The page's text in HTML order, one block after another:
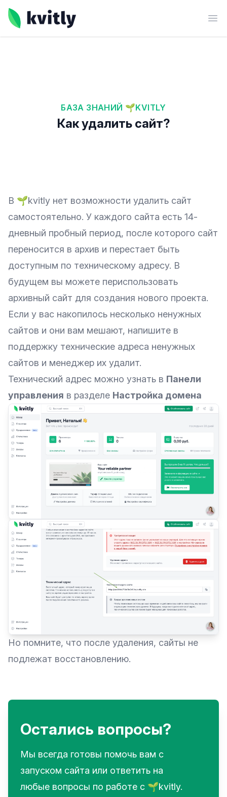
kvitly
БАЗА ЗНАНИЙ 🌱KVITLY
Как удалить сайт?
В 🌱kvitly нет возможности удалить сайт
самостоятельно. У каждого сайта есть 14-
дневный пробный период, после которого сайт
переносится в архив и перестает быть
доступным по техническому адресу. В
будущем вы можете периспользовать
архивный сайт для создания нового проекта.
Если у вас накопилось несколько ненужных
сайтов и они вам мешают, напишите в
поддержку технические адреса ненужных
сайтов и менеджер их удалит.
Технический адрес можно узнать в Панели
управления в разделе Настройка домена
Но помните, что после удаления, сайты не
подлежат восстановлению.
Остались вопросы?
Мы всегда готовы помочь вам с
запуском сайта или ответить на
любые вопросы по работе с 🌱kvitly.